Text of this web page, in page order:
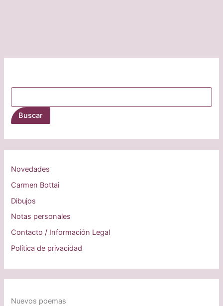
Buscar
Novedades
Carmen Bottai
Dibujos
Notas personales
Contacto / Información Legal
Política de privacidad
Nuevos poemas